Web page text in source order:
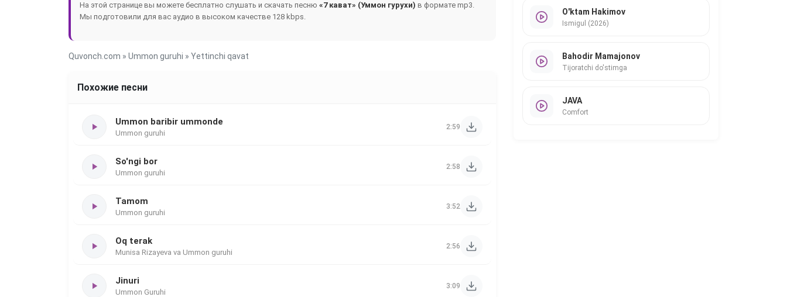
На этой странице вы можете бесплатно слушать и скачать песню «7 кават» (Уммон гурухи) в формате mp3.
Мы подготовили для вас аудио в высоком качестве 128 kbps.
Quvonch.com » Ummon guruhi » Yettinchi qavat
Похожие песни
Ummon baribir ummonde
Ummon guruhi
2:59
So'ngi bor
Ummon guruhi
2:58
Tamom
Ummon guruhi
3:52
Oq terak
Munisa Rizayeva va Ummon guruhi
2:56
Jinuri
Ummon Guruhi
3:09
O'ktam Hakimov
Ismigul (2026)
Bahodir Mamajonov
Tijoratchi do'stimga
JAVA
Comfort